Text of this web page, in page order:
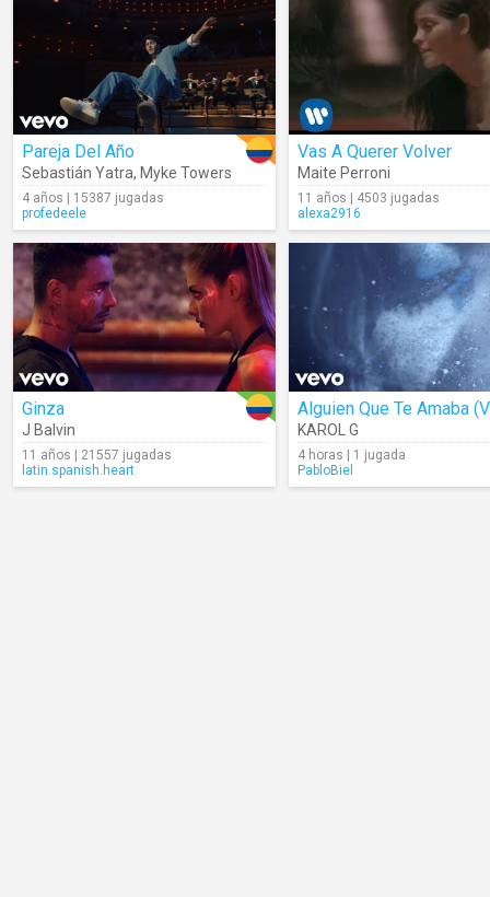
Pareja Del Año
Sebastián Yatra, Myke Towers
4 años | 15387 jugadas
profedeele
Vas A Querer Volver
Maite Perroni
11 años | 4503 jugadas
alexa2916
Ginza
J Balvin
11 años | 21557 jugadas
latin.spanish.heart
KAROL G
4 horas | 1 jugada
PabloBiel